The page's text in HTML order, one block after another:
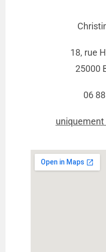
18, rue
25000
06
uniquement